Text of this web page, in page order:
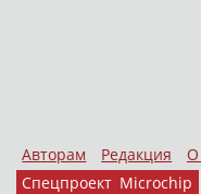
Авторам Редакция О
Спецпроект Microchip